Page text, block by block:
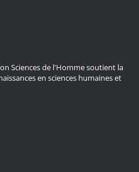
Sciences de l'Homme soutient la
en sciences humaines et